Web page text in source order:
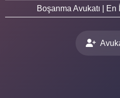
Boşanma Avukatı | En